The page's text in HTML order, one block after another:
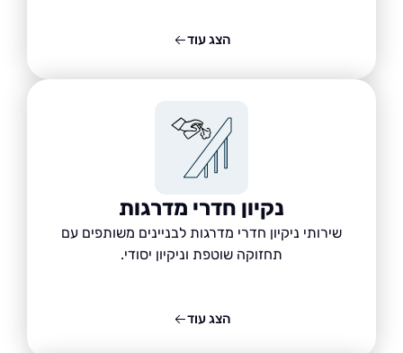
נקיון חדרי מדרגות
שירותי ניקיון חדרי מדרגות לבניינים משותפים עם
תחזוקה שוטפת וניקיון יסודי.